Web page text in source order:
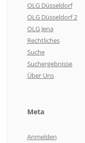
OLG Düsseldorf
OLG Düsseldorf 2
OLG Jena
Rechtliches
Suche
Suchergebnisse
Über Uns
Meta
Anmelden